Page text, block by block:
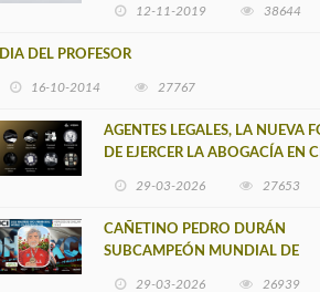
12-11-2019 38644
DIA DEL PROFESOR
16-10-2014 27767
AGENTES LEGALES, LA NUEVA
DE EJERCER LA ABOGACÍA EN
29-03-2026 27653
CAÑETINO PEDRO DURÁN
SUBCAMPEÓN MUNDIAL DE
29-03-2026 26939